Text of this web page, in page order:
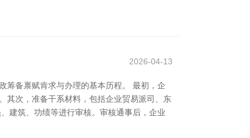
2026-04-13
筹备禀赋肯求与办理的基本历程。 最初，企
其次，准备干系材料，包括企业贸易派司、东
建筑、功绩等进行审核。审核通事后，企业